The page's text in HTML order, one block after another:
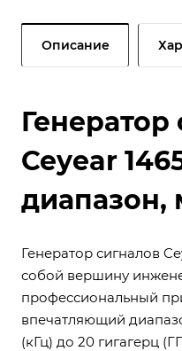
Описание
Генератор
Ceyear
диапазон,
Генератор сигналов
собой вершину
профессиональный
впечатляющий
(кГц) до 20 гигагерц